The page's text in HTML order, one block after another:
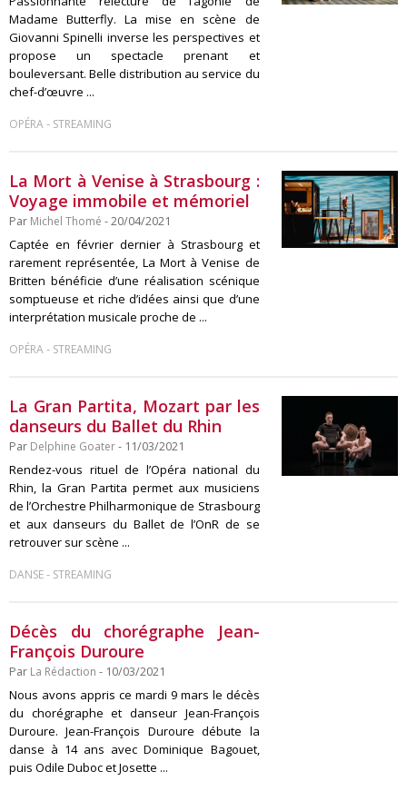
Madame Butterfly. La mise en scène de
Giovanni Spinelli inverse les perspectives et
propose un spectacle prenant et
bouleversant. Belle distribution au service du
chef-d’œuvre ...
OPÉRA- STREAMING
La Mort à Venise à Strasbourg :
Voyage immobile et mémoriel
Par Michel Thomé - 20/04/2021
Captée en février dernier à Strasbourg et
rarement représentée, La Mort à Venise de
Britten bénéficie d’une réalisation scénique
somptueuse et riche d’idées ainsi que d’une
interprétation musicale proche de ...
OPÉRA- STREAMING
La Gran Partita, Mozart par les
danseurs du Ballet du Rhin
Par Delphine Goater- 11/03/2021
Rendez-vous rituel de l’Opéra national du
Rhin, la Gran Partita permet aux musiciens
de l’Orchestre Philharmonique de Strasbourg
et aux danseurs du Ballet de l’OnR de se
retrouver sur scène ...
DANSE- STREAMING
Décès du chorégraphe Jean-
François Duroure
Par La Rédaction - 10/03/2021
Nous avons appris ce mardi 9 mars le décès
du chorégraphe et danseur Jean-François
Duroure. Jean-François Duroure débute la
danse à 14 ans avec Dominique Bagouet,
puis Odile Duboc et Josette ...